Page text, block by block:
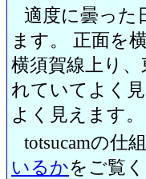
適度に曇った
ます。 正面を
横須賀線上り
れていてよく
よく見えます。
totsucamの仕
いるかをご覧く